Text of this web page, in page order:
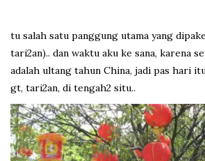
tu salah satu panggung utama yang
tari2an).. dan waktu aku ke sana, karena
adalah ultang tahun China, jadi pas hari
gt, tari2an, di tengah2 situ..